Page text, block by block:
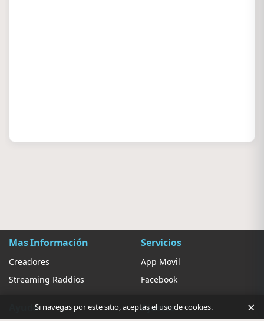
Mas Información
Creadores
Streaming Raddios
Servicios
App Movil
Facebook
Ayuda Ajustes
Si navegas por este sitio, aceptas el uso de cookies. ×